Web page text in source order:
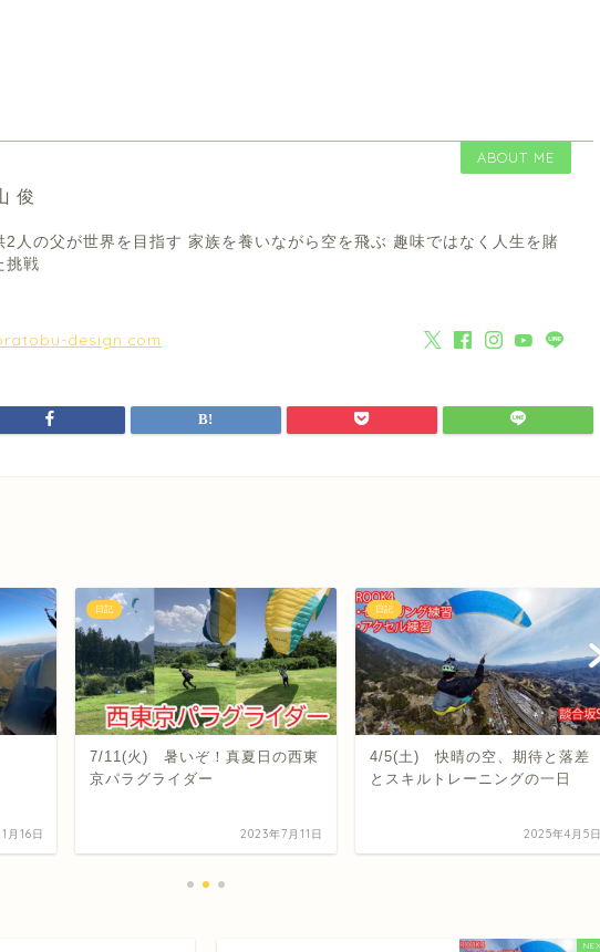
ABOUT ME
俊
2人の父が世界を目指す 家族を養いながら空を飛ぶ 趣味ではなく人生を賭
挑戦
design.com
月16日
日記
7/11(火) 暑いぞ！真夏日の西東
京パラグライダー
2023年7月11日
日記
4/5(土) 快晴の空、期待と落差
とスキルトレーニングの一日
2025年4月5日